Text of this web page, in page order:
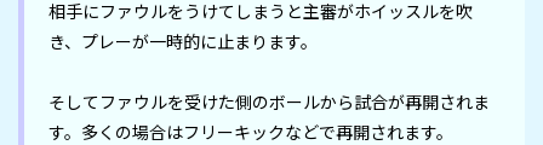
相手にファウルをうけてしまうと主審がホイッスルを吹
き、プレーが一時的に止まります。
そしてファウルを受けた側のボールから試合が再開されま
す。多くの場合はフリーキックなどで再開されます。